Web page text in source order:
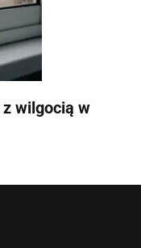
wilgocią w